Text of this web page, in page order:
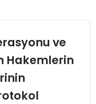
ve
Hakemlerin